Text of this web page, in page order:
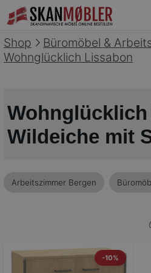
Shop
Büromöbel &
Wohnglücklich Lissabon
Wildeiche mit
Arbeitszimmer Bergen
-10%